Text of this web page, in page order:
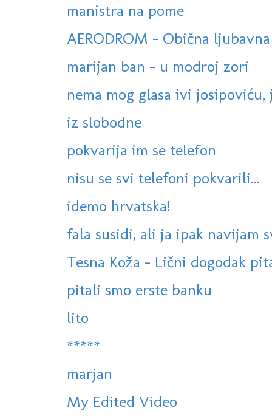
manistra na pome
AERODROM - Obična
marijan ban - u modroj zori
nema mog glasa ivi josipoviću,
iz slobodne
pokvarija im se telefon
nisu se svi telefoni pokvarili...
idemo hrvatska!
fala susidi, ali ja ipak navijam
Tesna Koža - Lični dogodak
pitali smo erste banku
lito
*****
marjan
My Edited Video